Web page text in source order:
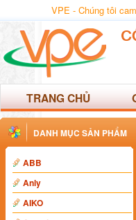
VPE - Chúng tôi
TRANG CHỦ
DANH MỤC SẢN PHẨM
ABB
Anly
AIKO